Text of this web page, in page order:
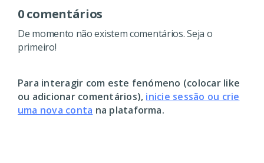
0 comentários
De momento não existem comentários. Seja o
primeiro!
Para interagir com este fenómeno (colocar like
ou adicionar comentários), inicie sessão ou crie
uma nova conta na plataforma.